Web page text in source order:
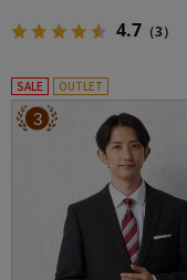
4.7 （3）
SALE OUTLET
3